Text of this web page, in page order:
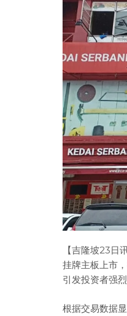
【吉隆坡23
挂牌主板上市
引发投资者强
根据交易数据